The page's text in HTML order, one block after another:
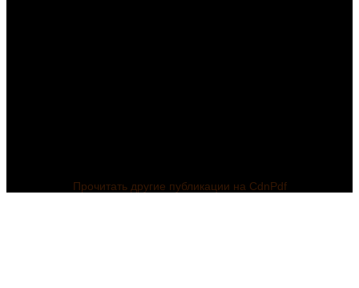
Прочитать другие публикации на CdnPdf